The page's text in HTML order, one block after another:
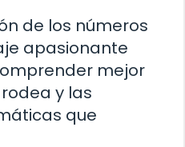
de los números
apasionante
mejor
y las
que